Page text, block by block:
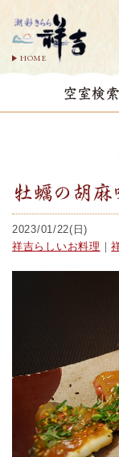
HOME
空室検索
牡蠣の胡麻
2023/01/22(日)
祥吉らしいお料理 ｜